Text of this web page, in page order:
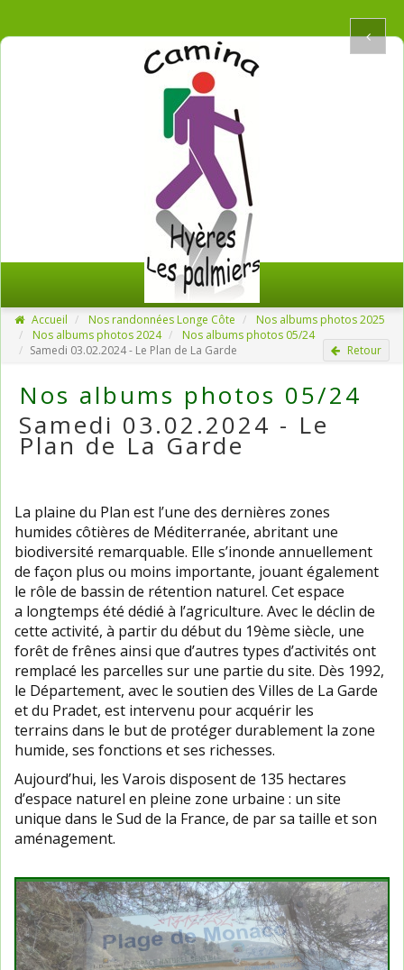
Accueil Nos randonnées Longe Côte
Nos albums photos 2025
Nos albums photos 2024
Nos albums photos 05/24
Samedi 03.02.2024 - Le Plan de La Garde
Retour
Nos albums photos 05/24
Samedi 03.02.2024 - Le
Plan de La Garde
La plaine du Plan est l’une des dernières zones
humides côtières de Méditerranée, abritant une
biodiversité remarquable. Elle s’inonde annuellement
de façon plus ou moins importante, jouant également
le rôle de bassin de rétention naturel. Cet espace
a longtemps été dédié à l’agriculture. Avec le déclin de
cette activité, à partir du début du 19ème siècle, une
forêt de frênes ainsi que d’autres types d’activités ont
remplacé les parcelles sur une partie du site. Dès 1992,
le Département, avec le soutien des Villes de La Garde
et du Pradet, est intervenu pour acquérir les
terrains dans le but de protéger durablement la zone
humide, ses fonctions et ses richesses.
Aujourd’hui, les Varois disposent de 135 hectares
d’espace naturel en pleine zone urbaine : un site
unique dans le Sud de la France, de par sa taille et son
aménagement.